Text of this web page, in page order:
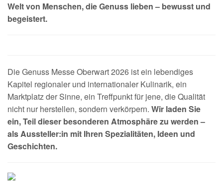
Welt von Menschen, die Genuss lieben – bewusst und
begeistert.
Die Genuss Messe Oberwart 2026 ist ein lebendiges
Kapitel regionaler und internationaler Kulinarik, ein
Marktplatz der Sinne, ein Treffpunkt für jene, die Qualität
nicht nur herstellen, sondern verkörpern. Wir laden Sie
ein, Teil dieser besonderen Atmosphäre zu werden –
als Aussteller:in mit Ihren Spezialitäten, Ideen und
Geschichten.